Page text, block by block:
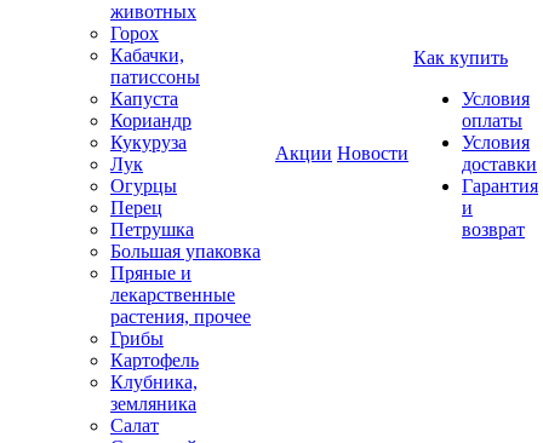
животных
Горох
Кабачки,
патиссоны
Капуста
Кориандр
Кукуруза
Лук
Огурцы
Перец
Петрушка
Большая упаковка
Пряные и
лекарственные
растения, прочее
Грибы
Картофель
Клубника,
земляника
Салат
Акции Новости
Как купить
Условия
оплаты
Условия
доставки
Гарантия
и
возврат